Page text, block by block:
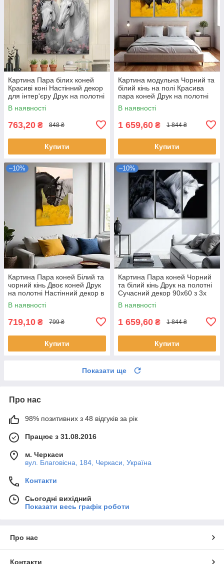
Картина Пара білих коней
Красиві коні Настінний декор
для інтер'єру Друк на полотні
60х46см
В наявності
763,20 ₴ 848 ₴
Купити
Картина модульна Чорний та
білий кінь на полі Красива
пара коней Друк на полотні
90х60 з 3-х частин
В наявності
1 659,60 ₴ 1 844 ₴
Купити
–10%
Картина Пара коней Білий та
чорний кінь Двоє коней Друк
на полотні Настінний декор в
інтер'єр 60х40см
В наявності
719,10 ₴ 799 ₴
Купити
–10%
Картина Пара коней Чорний
та білий кінь Друк на полотні
Сучасний декор 90х60 з 3х
частин
В наявності
1 659,60 ₴ 1 844 ₴
Купити
Показати ще
Про нас
98% позитивних з 48 відгуків за рік
Працює з 31.08.2016
м. Черкаси
вул. Благовісна, 184, Черкаси, Україна
Контакти
Сьогодні вихідний
Показати весь графік роботи
Про нас
Контакти